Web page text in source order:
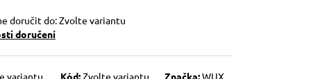
doručit do:Zvolte variantu
doručení
variantu Kód:Zvolte variantu Značka:WUX